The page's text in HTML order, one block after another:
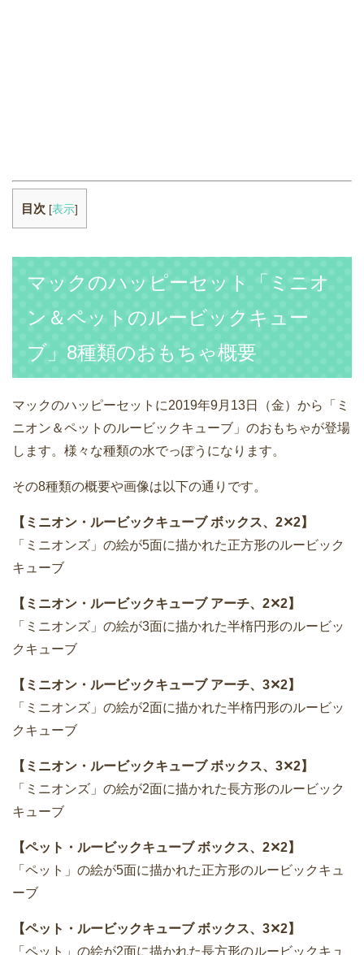
目次 [表示]
マックのハッピーセット「ミニオ
ン＆ペットのルービックキュー
ブ」8種類のおもちゃ概要
マックのハッピーセットに2019年9月13日（金）から「ミ
ニオン＆ペットのルービックキューブ」のおもちゃが登場
します。様々な種類の水でっぽうになります。
その8種類の概要や画像は以下の通りです。
【ミニオン・ルービックキューブ ボックス、2✕2】
「ミニオンズ」の絵が5面に描かれた正方形のルービック
キューブ
【ミニオン・ルービックキューブ アーチ、2✕2】
「ミニオンズ」の絵が3面に描かれた半楕円形のルービッ
クキューブ
【ミニオン・ルービックキューブ アーチ、3✕2】
「ミニオンズ」の絵が2面に描かれた半楕円形のルービッ
クキューブ
【ミニオン・ルービックキューブ ボックス、3✕2】
「ミニオンズ」の絵が2面に描かれた長方形のルービック
キューブ
【ペット・ルービックキューブ ボックス、2✕2】
「ペット」の絵が5面に描かれた正方形のルービックキュ
ーブ
【ペット・ルービックキューブ ボックス、3✕2】
「ペット」の絵が2面に描かれた長方形のルービックキュ